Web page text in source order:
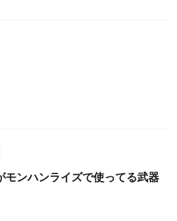
モンハンライズで使ってる武器